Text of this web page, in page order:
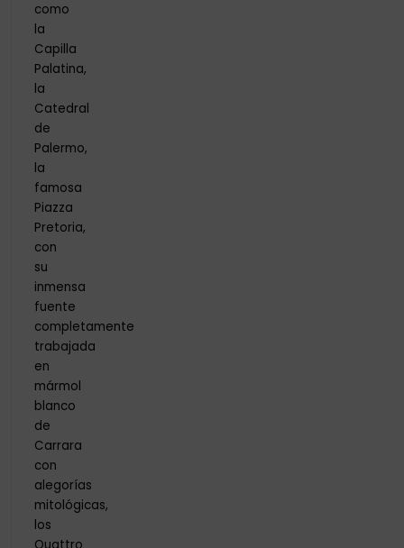
como
la
Capilla
Palatina,
la
Catedral
de
Palermo,
la
famosa
Piazza
Pretoria,
con
su
inmensa
fuente
completamente
trabajada
en
mármol
blanco
de
Carrara
con
alegorías
mitológicas,
los